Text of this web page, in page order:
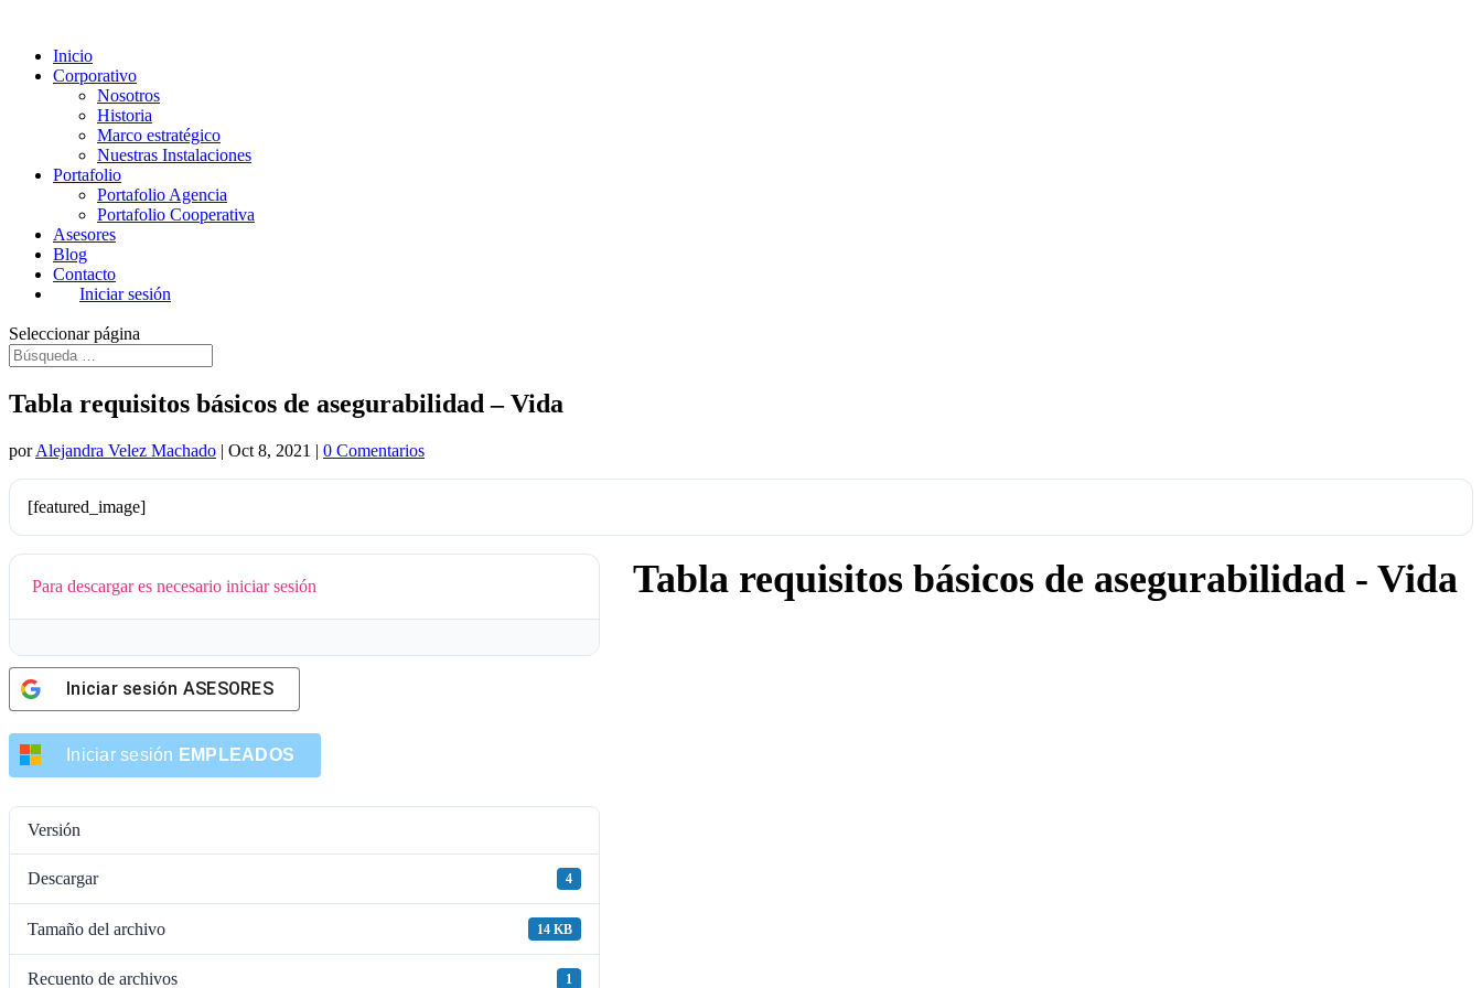
Inicio
Corporativo
Nosotros
Historia
Marco estratégico
Nuestras Instalaciones
Portafolio
Portafolio Agencia
Portafolio Cooperativa
Asesores
Blog
Contacto
Iniciar sesión
Seleccionar página
Tabla requisitos básicos de asegurabilidad – Vida
porAlejandra Velez Machado | Oct 8, 2021 | 0 Comentarios
[featured_image]
Para descargar es necesario iniciar sesión
Iniciar sesión ASESORES
Iniciar sesión EMPLEADOS
Versión
Descargar 4
Tamaño del archivo 14 KB
Recuento de archivos 1
Tabla requisitos básicos de asegurabilidad - Vida